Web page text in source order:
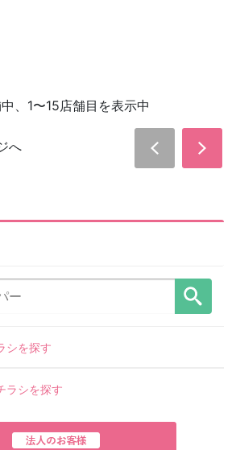
、1〜15店舗目を表示中
へ
シを探す
ラシを探す